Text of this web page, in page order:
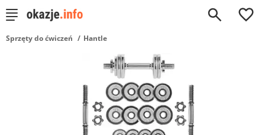
0
Sprzęty do ćwiczeń Hantle